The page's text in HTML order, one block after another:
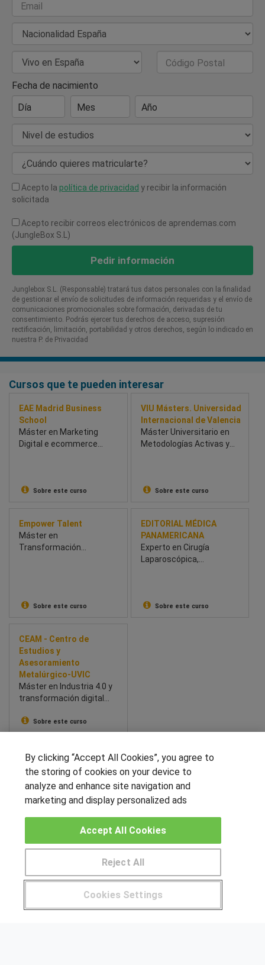
Email
Nacionalidad
País de Residencia
Código Postal
Fecha de nacimiento
Día
Mes Año
Nivel de estudios
¿Cuándo quieres matricularte?
Acepto la política de privacidad y recibir la información
solicitada
Acepto recibir correos electrónicos de aprendemas.com
(JungleBox S.L)
Pedir información
Junglebox S.L. (Responsable) tratará tus datos personales con la finalidad
de gestionar el envío de solicitudes de información requeridas y el envío de
comunicaciones promocionales sobre formación, derivadas de tu
consentimiento. Podrás ejercer tus derechos de acceso, supresión
rectificación, limitación, portabilidad y otros derechos, según lo indicado en
nuestra P. de Privacidad​
Cursos que te pueden interesar
EAE Madrid Business
School
Máster en Marketing
Digital e ecommerce
Sobre este curso
VIU Másters. Universidad
Internacional de Valencia
Máster Universitario en
Metodologías Activas y
Sobre este curso
Empower Talent
Máster en
Transformación
Sobre este curso
EDITORIAL MÉDICA
PANAMERICANA
Experto en Cirugía
Laparoscópica,
Sobre este curso
CEAM - Centro de
Estudios y
Asesoramiento
Metalúrgico-UVIC
Máster en Industria 4.0 y
transformación digital
financiación)
Sobre este curso
Pide más información al centro
¿Tienes alguna duda? 900 264 357
SÍGUENOS EN LAS REDES
Muro de los idiomas
Hablemos de empleo
Locos por las becas
CENTROS DE FORMACIÓN
By clicking “Accept All Cookies”, you agree to
the storing of cookies on your device to
analyze and enhance site navigation and
marketing and display personalized ads
Cookies Settings
Reject All
Accept All Cookies